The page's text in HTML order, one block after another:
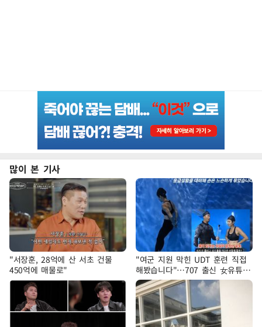
많이 본 기사
"서장훈, 28억에 산 서초 건물
450억에 매물로"
"여군 지원 막힌 UDT 훈련 직접
해봤습니다"…707 출신 女유튜버
'완벽 소화'